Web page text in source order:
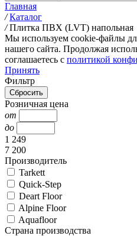
Главная
/ Каталог
/ Плитка ПВХ (LVT) напольная
Мы используем cookie-файлы
нашего сайта. Продолжая
соглашаетесь c политикой
Принять
Фильтр
Розничная цена
от
до
1 249
7 200
Производитель
Tarkett
Quick-Step
Deart Floor
Alpine Floor
Aquafloor
Страна производства